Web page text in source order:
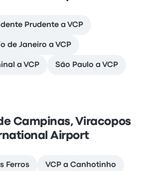
Prudente a VCP
de Janeiro a VCP
a VCP São Paulo a VCP
Campinas, Viracopos
Airport
Ferros VCP a Canhotinho